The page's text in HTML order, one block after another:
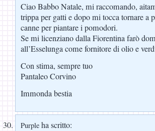
Ciao Babbo Natale, mi raccomando,
trippa per gatti e dopo mi tocca tornare a
canne per piantare i pomodori.
Se mi licenziano dalla Fiorentina farò
all’Esselunga come fornitore di olio e
Con stima, sempre tuo
Pantaleo Corvino
Immonda bestia
Purple ha scritto: